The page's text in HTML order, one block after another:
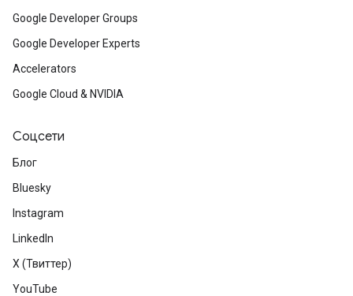
Google Developer Groups
Google Developer Experts
Accelerators
Google Cloud & NVIDIA
Соцсети
Блог
Bluesky
Instagram
LinkedIn
X (Твиттер)
YouTube